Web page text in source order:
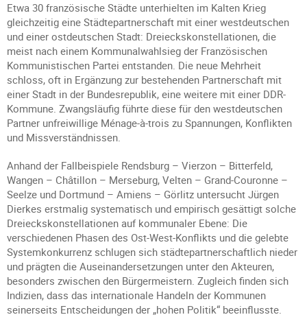
Etwa 30 französische Städte unterhielten im Kalten Krieg
gleichzeitig eine Städtepartnerschaft mit einer westdeutschen
und einer ostdeutschen Stadt: Dreieckskonstellationen, die
meist nach einem Kommunalwahlsieg der Französischen
Kommunistischen Partei entstanden. Die neue Mehrheit
schloss, oft in Ergänzung zur bestehenden Partnerschaft mit
einer Stadt in der Bundesrepublik, eine weitere mit einer DDR-
Kommune. Zwangsläufig führte diese für den westdeutschen
Partner unfreiwillige Ménage-à-trois zu Spannungen, Konflikten
und Missverständnissen.
Anhand der Fallbeispiele Rendsburg – Vierzon – Bitterfeld,
Wangen – Châtillon – Merseburg, Velten – Grand-Couronne –
Seelze und Dortmund – Amiens – Görlitz untersucht Jürgen
Dierkes erstmalig systematisch und empirisch gesättigt solche
Dreieckskonstellationen auf kommunaler Ebene: Die
verschiedenen Phasen des Ost-West-Konflikts und die gelebte
Systemkonkurrenz schlugen sich städtepartnerschaftlich nieder
und prägten die Auseinandersetzungen unter den Akteuren,
besonders zwischen den Bürgermeistern. Zugleich finden sich
Indizien, dass das internationale Handeln der Kommunen
seinerseits Entscheidungen der „hohen Politik“ beeinflusste.